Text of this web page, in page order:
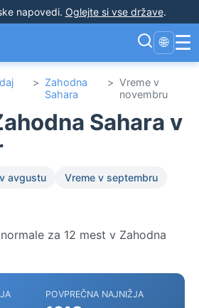
napovedi. Oglejte si vse države.
🌐 ☰
> Zahodna
Sahara
> Vreme v
novembru
Sahara v
avgustu
Vreme v septembru
za 12 mest v Zahodna
POVPREČNA NAJNIŽJA